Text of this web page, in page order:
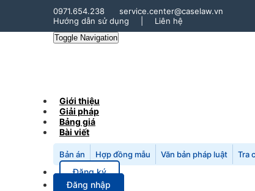
0971.654.238
service.center@caselaw.vn
Hướng dẫn sử dụng
Liên hệ
Toggle Navigation
Giới thiệu
Giải pháp
Bảng giá
Bài viết
Bản án Hợp đồng mẫu Văn bản pháp luật Tra
Đăng ký
Đăng nhập